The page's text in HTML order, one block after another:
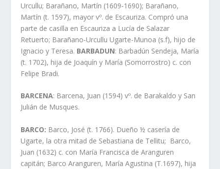
Urcullu; Barañano, Martí­n (1609-1690); Barañano,
Martí­n (t. 1597), mayor vº. de Escauriza. Compró una
parte de casilla en Escauriza a Lucí­a de Salazar
Retuerto; Barañano-Urcullu Ugarte-Munoa (s.f), hijo de
Ignacio y Teresa. BARBADUN: Barbadún Sendeja, Marí­a
(t. 1702), hija de Joaquí­n y Marí­a (Somorrostro) c. con
Felipe Bradi.
BARCENA: Barcena, Juan (1594) vº. de Barakaldo y San
Julián de Musques.
BARCO: Barco, José (t. 1766). Dueño ½ caserí­a de
Ugarte, la otra mitad de Sebastiana de Tellitu; Barco,
Juan (1632) c. con Marí­a Francisca de Aranguren
capitán; Barco Aranguren, Marí­a Agustina (T.1697), hija